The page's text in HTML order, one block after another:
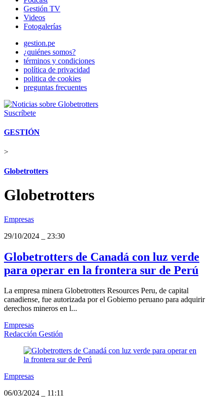
Gestión TV
Videos
Fotogalerías
gestion.pe
¿quiénes somos?
términos y condiciones
política de privacidad
politica de cookies
preguntas frecuentes
Suscríbete
GESTIÓN
>
Globetrotters
Globetrotters
Empresas
29/10/2024
23:30
Globetrotters de Canadá con luz verde
para operar en la frontera sur de Perú
La empresa minera Globetrotters Resources Peru, de capital
canadiense, fue autorizada por el Gobierno peruano para adquirir
derechos mineros en l...
Empresas
Redacción Gestión
Empresas
06/03/2024
11:11